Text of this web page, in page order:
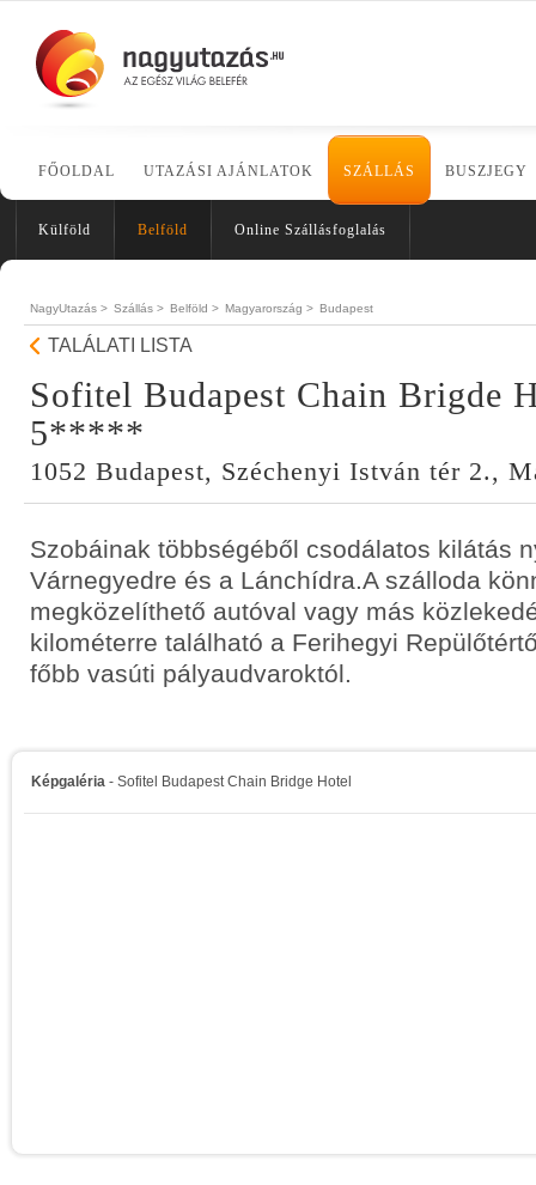
FŐOLDAL UTAZÁSI AJÁNLATOK SZÁLLÁS BUSZJEGY
Külföld Belföld Online Szállásfoglalás
NagyUtazás > Szállás > Belföld > Magyarország > Budapest
TALÁLATI LISTA
Sofitel Budapest Chain Brigde
5*****
1052 Budapest, Széchenyi István tér 2.,
Szobáinak többségéből csodálatos kilátás
Várnegyedre és a Lánchídra.A szálloda
megközelíthető autóval vagy más
kilométerre található a Ferihegyi
főbb vasúti pályaudvaroktól.
Képgaléria - Sofitel Budapest Chain Bridge Hotel